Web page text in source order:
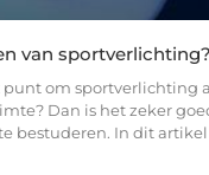
van
punt om sportverlichting
Dan is het zeker
bestuderen. In dit